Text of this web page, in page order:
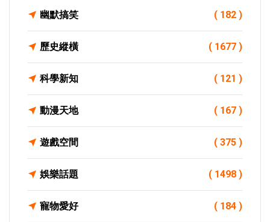
幽默搞笑 ( 182 )
歷史縱橫 ( 1677 )
科學新知 ( 121 )
動漫天地 ( 167 )
遊戲空間 ( 375 )
娛樂話題 ( 1498 )
寵物愛好 ( 184 )